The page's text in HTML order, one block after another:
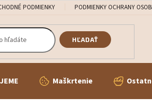
PODMIENKY PODMIENKY OCHRANY
HĽADAŤ
Maškrtenie